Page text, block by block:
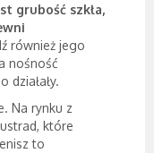
grubość szkła,
również jego
nośność
działały.
Na rynku z
które
to